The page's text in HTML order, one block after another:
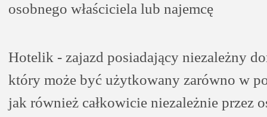
osobnego właściciela lub najemcę
Hotelik - zajazd posiadający niezależny
który może być użytkowany zarówno w
jak również całkowicie niezależnie przez